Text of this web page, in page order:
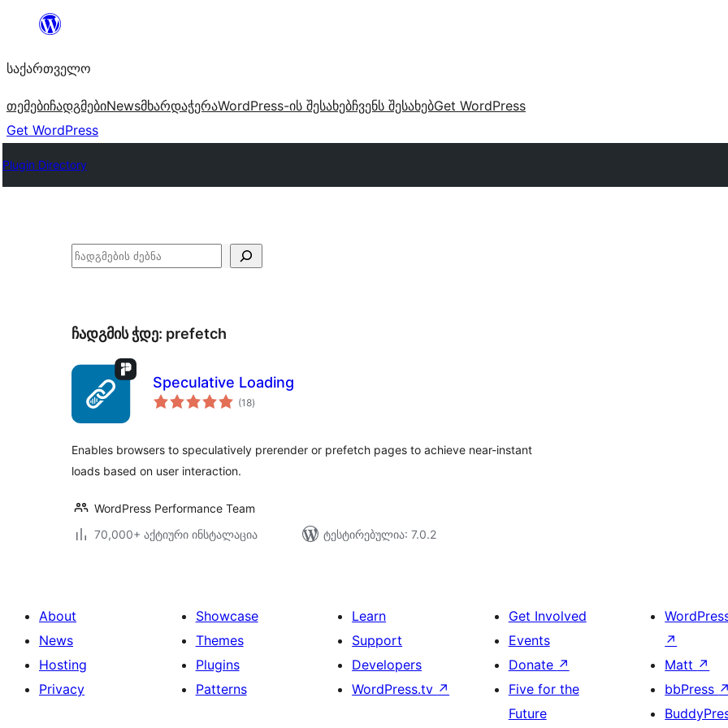
შიგთავსზე
საქართველო
თემებიჩადგმებიNewsმხარდაჭერაWordPress-ის შესახებჩვენს შესახებGet WordPress
Get WordPress
Plugin Directory
ძებნა
ჩადგმის ჭდე: prefetch
Speculative Loading
(18საერთო
რეიტინგი
)
Enables browsers to speculatively prerender or prefetch pages to achieve near-instant
loads based on user interaction.
WordPress Performance Team
70,000+ აქტიური ინსტალაცია
ტესტირებულია: 7.0.2
About
News
Hosting
Privacy
Showcase
Themes
Plugins
Patterns
Learn
Support
Developers
WordPress.tv ↗
Get Involved
Events
Donate ↗
Five for the
Future
↗
Matt ↗
bbPress ↗